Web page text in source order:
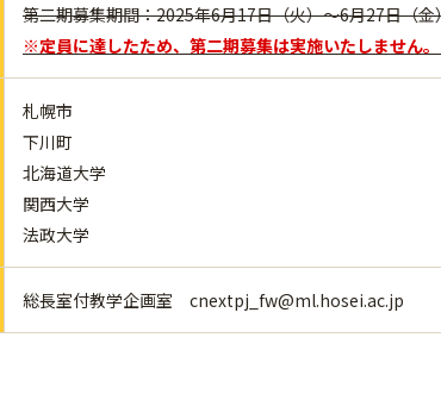
第二期募集期間：2025年6月17日（火）～6月27日（金
※定員に達したため、第二期募集は実施いたしません。
札幌市
下川町
北海道大学
関西大学
法政大学
総長室付教学企画室 cnextpj_fw@ml.hosei.ac.jp